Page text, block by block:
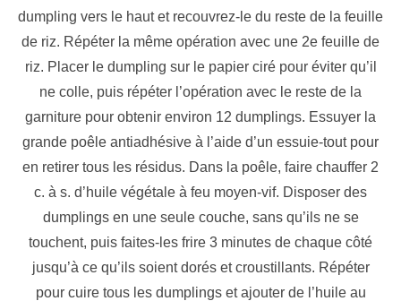
dumpling vers le haut et recouvrez-le du reste de la feuille
de riz. Répéter la même opération avec une 2e feuille de
riz. Placer le dumpling sur le papier ciré pour éviter qu’il
ne colle, puis répéter l’opération avec le reste de la
garniture pour obtenir environ 12 dumplings. Essuyer la
grande poêle antiadhésive à l’aide d’un essuie-tout pour
en retirer tous les résidus. Dans la poêle, faire chauffer 2
c. à s. d’huile végétale à feu moyen-vif. Disposer des
dumplings en une seule couche, sans qu’ils ne se
touchent, puis faites-les frire 3 minutes de chaque côté
jusqu’à ce qu’ils soient dorés et croustillants. Répéter
pour cuire tous les dumplings et ajouter de l’huile au